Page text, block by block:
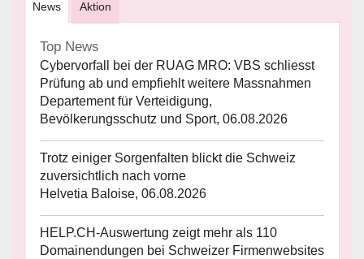
News Aktion
Top News
Cybervorfall bei der RUAG MRO: VBS schliesst
Prüfung ab und empfiehlt weitere Massnahmen
Departement für Verteidigung,
Bevölkerungsschutz und Sport, 06.08.2026
Trotz einiger Sorgenfalten blickt die Schweiz
zuversichtlich nach vorne
Helvetia Baloise, 06.08.2026
HELP.CH-Auswertung zeigt mehr als 110
Domainendungen bei Schweizer Firmenwebsites